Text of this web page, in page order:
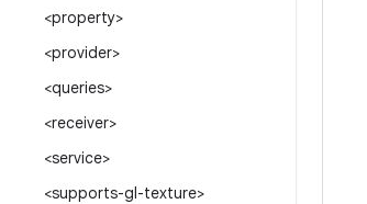
<property>
<provider>
<queries>
<receiver>
<service>
<supports-gl-texture>